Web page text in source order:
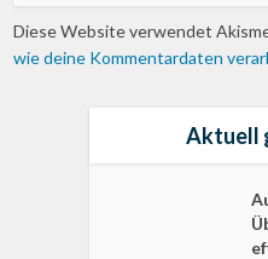
Diese Website verwendet
wie deine Kommentardaten
Aktuell